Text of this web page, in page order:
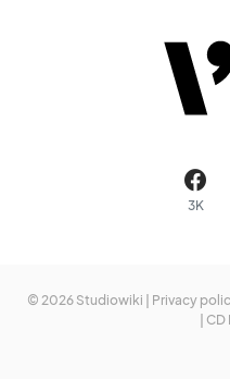
3K
© 2026 Studiowiki | Privacy
|